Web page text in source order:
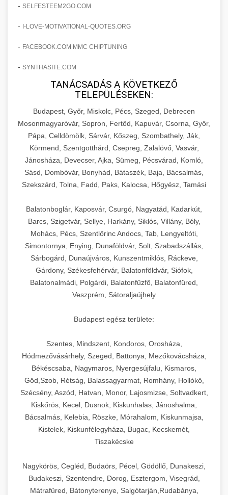
amelyek valós eredményeket hoznak.
szonyegtisztito.net
marketing stratégiai tervrajz
útjáról, bemutatva az utat a küzdő praxistól a
virágzó vállalkozásig 150%-os növekedéssel.
klinika átalakulási történet
Érdeklődés 150%-os Fokozása
Technikák és módszerek a páciensek
érdeklődésének és elkötelezettségének drámai
növeléséhez. Egy 150%-os fellendülési
esettanulmány gyakorlati betekintésekkel.
weboldal-keszites.co
elkötelezettség erősítési módszerek
🎮 19. AI Google Ads és Meta
Kampány Kezelés
Fejlett AI-alapú Google Ads és Meta hirdetési
kampánykezelés. Optimalizálja hirdetési
költségvetését gépi tanulással és
automatizálással.
aikampany.hu AI hirdetési automatizálás
🍞 20. Ipari Dagasztógép +
Professzionális ipari dagasztógépek és
tésztakeverő gépek pékségek és kereskedelmi
konyhák számára. Masszív konstrukció
megbízható teljesítményhez.
chef-iparikonyhagepek.hu
kereskedelmi tésztakeverő
🔪 21. Ipari Szeletelőgép +
Ipari hús- és sajtszeletelő gépek professzionális
élelmiszer-előkészítéshez. Precíziós vágás
állítható vastagság beállítással.
chef-iparikonyhagepek.hu
professzionális élelmiszer szeletelő
📦 22. Vákuumozó Gép +
Kereskedelmi vákuumcsomagoló berendezések
élelmiszerek tartósításához. Hosszabbítsa a
szavatossági időt és tartsa meg a termék
frissességét.
🎁 23. Vákuumfóliázó Gép +
Ipari vákuumfóliázó gépek professzionális
Hatékony lezárási és tartósítási megoldások.
chef-iparikonyhagepek.hu
kereskedelmi csomagoló gép
professzionális konyhák számára. Nagy
kapacitású sütő- és főzőberendezés precíz
hőmérséklet-szabályozással.
chef-iparikonyhagepek.hu
kereskedelmi sütősütő
❄️ 25. Ipari Hűtőszekrény +
Professzionális hűtőegységek és hűtőkamrák
kereskedelmi konyhák számára.
Energiahatékony hűtési megoldások nagy
kapacitással.
chef-iparikonyhagepek.hu
💧 26. Ipari Mosogatógép +
Kereskedelmi mosogatóberendezések nagy
forgalmú éttermi műveletekhez. Gyors tisztítási
ciklusok fertőtlenítési képességekkel.
chef-iparikonyhagepek.hu
🧀 27. Ipari Sajtreszelő Gép +
élelmiszer-előkészítéshez. Különböző reszelési
méretek különböző alkalmazásokhoz.
🍳 28. Nagykonyhai
Berendezések
+
- SELFESTEEM2GO.COM
- I-LOVE-MOTIVATIONAL-QUOTES.ORG
- FACEBOOK.COM MMC CHIPTUNING
- SYNTHASITE.COM
TANÁCSADÁS A KÖVETKEZŐ
TELEPÜLÉSEKEN:
Budapest, Győr, Miskolc, Pécs, Szeged, Debrecen
Mosonmagyaróvár, Sopron, Fertőd, Kapuvár, Csorna, Győr,
Pápa, Celldömölk, Sárvár, Kőszeg, Szombathely, Ják,
Körmend, Szentgotthárd, Csepreg, Zalalövő, Vasvár,
Jánosháza, Devecser, Ajka, Sümeg, Pécsvárad, Komló,
Sásd, Dombóvár, Bonyhád, Bátaszék, Baja, Bácsalmás,
Szekszárd, Tolna, Fadd, Paks, Kalocsa, Hőgyész, Tamási
Balatonboglár, Kaposvár, Csurgó, Nagyatád, Kadarkút,
Barcs, Szigetvár, Sellye, Harkány, Siklós, Villány, Bóly,
Mohács, Pécs, Szentlőrinc Andocs, Tab, Lengyeltóti,
Simontornya, Enying, Dunaföldvár, Solt, Szabadszállás,
Sárbogárd, Dunaújváros, Kunszentmiklós, Ráckeve,
Gárdony, Székesfehérvár, Balatonföldvár, Siófok,
Balatonalmádi, Polgárdi, Balatonfűzfő, Balatonfüred,
Veszprém, Sátoraljaújhely
Budapest egész területe:
Szentes, Mindszent, Kondoros, Orosháza,
Hódmezővásárhely, Szeged, Battonya, Mezőkovácsháza,
Békéscsaba, Nagymaros, Nyergesújfalu, Kismaros,
Göd,Szob, Rétság, Balassagyarmat, Romhány, Hollókő,
Szécsény, Aszód, Hatvan, Monor, Lajosmizse, Soltvadkert,
Kiskőrös, Kecel, Dusnok, Kiskunhalas, Jánoshalma,
Bácsalmás, Kelebia, Röszke, Mórahalom, Kiskunmajsa,
Kistelek, Kiskunfélegyháza, Bugac, Kecskemét,
Tiszakécske
Nagykörös, Cegléd, Budaörs, Pécel, Gödöllő, Dunakeszi,
Budakeszi, Szentendre, Dorog, Esztergom, Visegrád,
Mátrafüred, Bátonyterenye, Salgótarján,Rudabánya,